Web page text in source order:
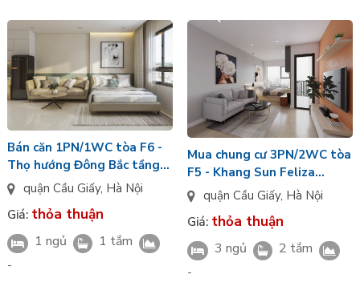
Bán căn 1PN/1WC tòa F6 -
Thọ hướng Đông Bắc tầng
cao cửa sổ LowE view thành
phố Sun Cầu Giấy
quận Cầu Giấy, Hà Nội
Giá: thỏa thuận
1 ngủ
1 tắm
-
Mua chung cư 3PN/2WC tòa
F5 - Khang Sun Feliza
Suites hướng Tây Tứ Trạch
cửa sổ LowE view đô thị
quận Cầu Giấy, Hà Nội
Giá: thỏa thuận
3 ngủ
2 tắm
-